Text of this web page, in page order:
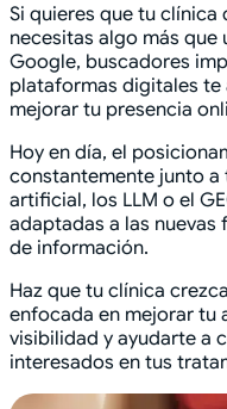
Si quieres que tu
necesitas algo más que
Google, buscadores
plataformas digitales te
mejorar tu presencia
Hoy en día, el
constantemente junto
artificial, los LLM o el
adaptadas a las
de información.
Haz que tu clínica
enfocada en mejorar
visibilidad y ayudarte a
interesados en tus